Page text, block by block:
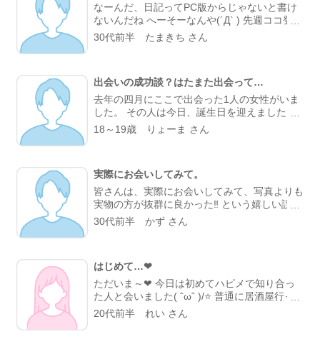
なーんだ、日記ってPC版からじゃないと書け
ないんだね へーそーなんや(´Д` ) 先週ココ登録
して、日曜に早速女の子と連絡とって、 会っ
てきました。 休日の小倉はクルマが多くて好
に登録するんやね。 いや～人生やね～（しみ
じみ） (^^)
30代前半 たまきち さん
出会いの成功談？はたまた出会って…
去年の四月にここで出会った1人の女性がいま
した。 その人は今日、誕生日を迎えました。
その人とは七月まで恋人関係でした。 が、そ
の方は就活が忙しくなり、 僕が重荷となって
いた1冊の僕の本を渡す機会があり、 久しぶり
に会うことになり少し僕は緊張していました。
ですが、前みたいに冗談を言い合ったりできて
その日は「楽しかったな」で終わりました。
しかし、日に日にその方への思いが強くなり、
「元彼の事引きずってる方、受け止めます
よ！！」 なんて言っていますが... もちろん本
心なのですが、 ホントは自分が誰かに受け止
めて欲しいんだな、と今あらためて思いまし
た。 ......つまり！！笑 それぐらいの真剣な恋
18～19歳 りょーま さん
実際にお会いしてみて。
皆さんは、実際にお会いしてみて、写真よりも
実物の方が抜群に良かった‼ という嬉しい誤算
体験はありますか？(^^) 僕はありましたよ🎵
30代前半 かず さん
はじめて…❤
ただいま～❤ 今日は初めてハピメで知り合っ
た人と会いました( ˆωˆ )/⭐ 普通に居酒屋行っ
て語りながら呑み🎶 最初は緊張したけど話面
白いし優しいし純粋に楽しかった⭐ 私が嫌がる
20代前半 れい さん